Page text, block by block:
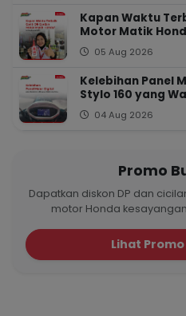
Kapan Waktu
Motor Matik
05 Aug 2026
Kelebihan Panel
Stylo 160 yang
04 Aug 2026
Promo
Dapatkan diskon DP dan
motor Honda
Lihat